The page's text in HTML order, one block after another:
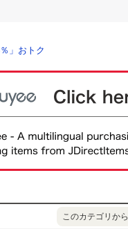
」おトク
このカテゴリから